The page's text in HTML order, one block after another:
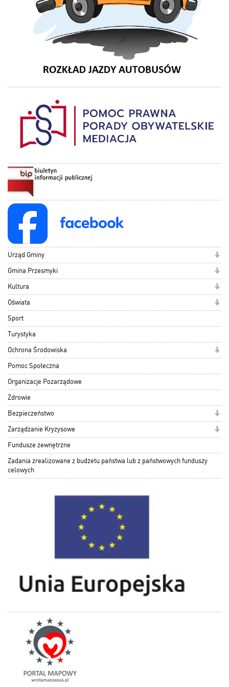
Urząd Gminy
Gmina Przesmyki
Kultura
Oświata
Sport
Turystyka
Ochrona Środowiska
Pomoc Społeczna
Organizacje Pozarządowe
Zdrowie
Bezpieczeństwo
Zarządzanie Kryzysowe
Fundusze zewnętrzne
Zadania zrealizowane z budżetu państwa lub z państwowych funduszy
celowych